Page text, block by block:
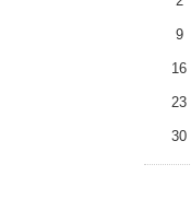
9
16
23
30